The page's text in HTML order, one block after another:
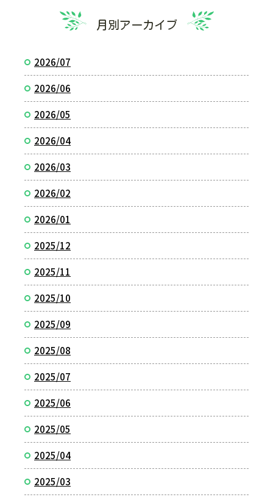
月別アーカイブ
2026/07
2026/06
2026/05
2026/04
2026/03
2026/02
2026/01
2025/12
2025/11
2025/10
2025/09
2025/08
2025/07
2025/06
2025/05
2025/04
2025/03